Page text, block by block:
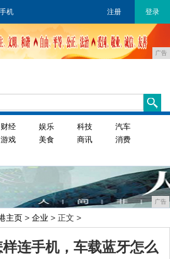
手机 注册 登录
广告
财经 娱乐 科技
汽车
游戏 美食 商讯
消费
广告
主页 > 企业 > 正文 >
连手机，车载蓝牙怎么